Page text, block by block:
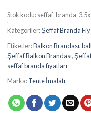
Stok kodu:seffaf-branda-
Kategoriler:Şeffaf Branda
Etiketler:Balkon Brandası,
Şeffaf Balkon Brandası,
seffaf branda fiyatları
Marka:Tente İmalatı